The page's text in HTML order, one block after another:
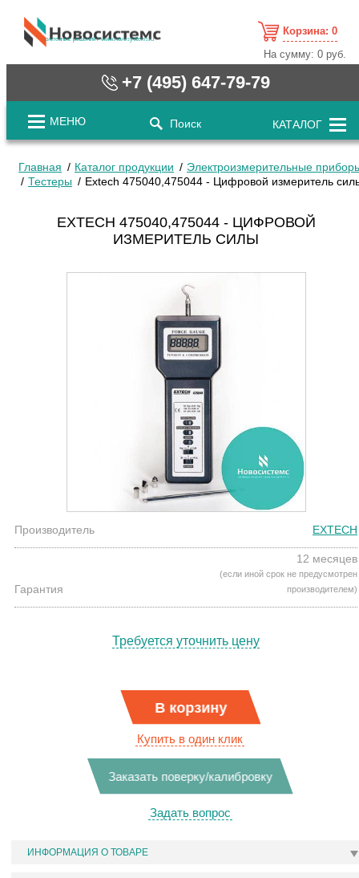
cистемные решения / www.novosystems.ru
Корзина: 0
На сумму:0 руб.
+7 (495) 647-79-79
МЕНЮ Поиск КАТАЛОГ
Главная Каталог продукции
Электроизмерительные
Тестеры
Extech 475040,475044 - Цифровой измеритель
EXTECH 475040,475044 - ЦИФРОВОЙ
ИЗМЕРИТЕЛЬ СИЛЫ
Производитель EXTECH
Гарантия
12 месяцев
(если иной срок не предусмотрен
производителем)
Требуется уточнить цену
В корзину
Купить в один клик
Заказать поверку/калибровку
Задать вопрос
ИНФОРМАЦИЯ О ТОВАРЕ